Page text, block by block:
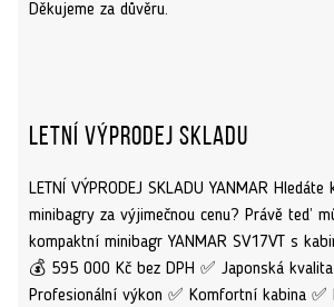
Děkujeme za důvěru.
Letní výprodej skladu
LETNÍ VÝPRODEJ SKLADU YANMAR
minibagry za výjimečnou cenu? Právě teď
kompaktní minibagr YANMAR SV17VT s
💰 595 000 Kč bez DPH ✅ Japonská kvalita
Profesionální výkon ✅ Komfortní kabina ✅